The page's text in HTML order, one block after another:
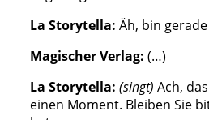
La Storytella: Äh, bin
Magischer Verlag: (…)
La Storytella: (singt) Ach,
einen Moment. Bleiben Sie